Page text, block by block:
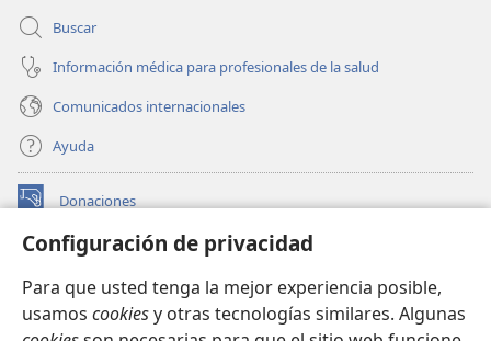
Configuración de privacidad
Para que usted tenga la mejor experiencia posible,
usamos cookiesy otras tecnologías similares. Algunas
Buscar
Información médica para profesionales de la salud
Comunicados internacionales
Ayuda
Donaciones
(abre
una
nueva BIBLIOTECA EN LÍNEA Watchtower™
una
nueva
ventana)
JW Hub
(abre